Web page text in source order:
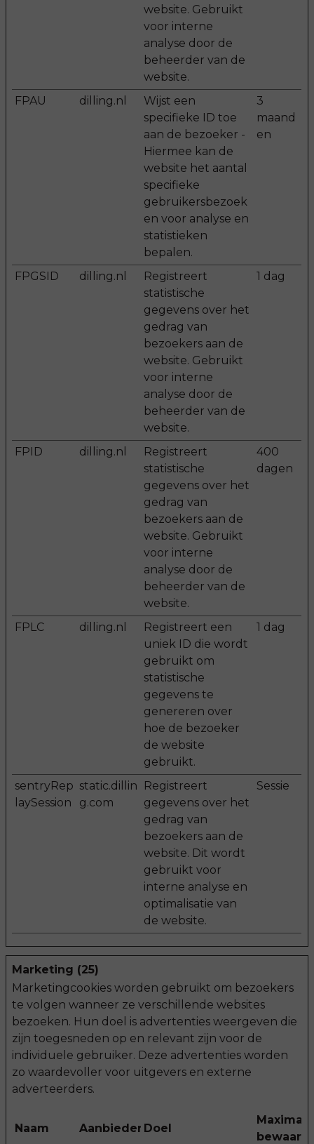
website. Gebruikt
voor interne
analyse door de
beheerder van de
website.
FPAU dilling.nl
Wijst een
specifieke ID toe
aan de bezoeker -
Hiermee kan de
website het aantal
specifieke
gebruikersbezoek
en voor analyse en
statistieken
bepalen.
3
maand
en
FPGSID dilling.nl
Registreert
statistische
gegevens over het
gedrag van
bezoekers aan de
website. Gebruikt
voor interne
analyse door de
beheerder van de
website.
1 dag
FPID dilling.nl
Registreert
statistische
gegevens over het
gedrag van
bezoekers aan de
website. Gebruikt
voor interne
analyse door de
beheerder van de
website.
400
dagen
FPLC dilling.nl
Registreert een
uniek ID die wordt
gebruikt om
statistische
gegevens te
genereren over
hoe de bezoeker
de website
gebruikt.
1 dag
sentryRep
laySession
static.dillin
g.com
Registreert
gegevens over het
gedrag van
bezoekers aan de
website. Dit wordt
gebruikt voor
interne analyse en
optimalisatie van
de website.
Sessie
Marketing (25)
Marketingcookies worden gebruikt om bezoekers
te volgen wanneer ze verschillende websites
bezoeken. Hun doel is advertenties weergeven die
zijn toegesneden op en relevant zijn voor de
individuele gebruiker. Deze advertenties worden
zo waardevoller voor uitgevers en externe
adverteerders.
Naam Aanbieder Doel
Maximale